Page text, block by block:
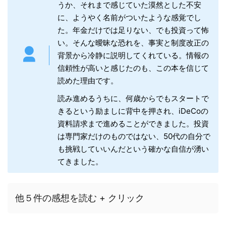
うか、それまで感じていた漠然とした不安
に、ようやく名前がついたような感覚でし
た。年金だけでは足りない、でも投資って怖
い。そんな曖昧な恐れを、事実と制度改正の
背景から冷静に説明してくれている。情報の
信頼性が高いと感じたのも、この本を信じて
読めた理由です。
読み進めるうちに、何歳からでもスタートで
きるという励ましに背中を押され、iDeCoの
資料請求まで進めることができました。投資
は専門家だけのものではない、50代の自分で
も挑戦していいんだという確かな自信が湧い
てきました。
他５件の感想を読む + クリック